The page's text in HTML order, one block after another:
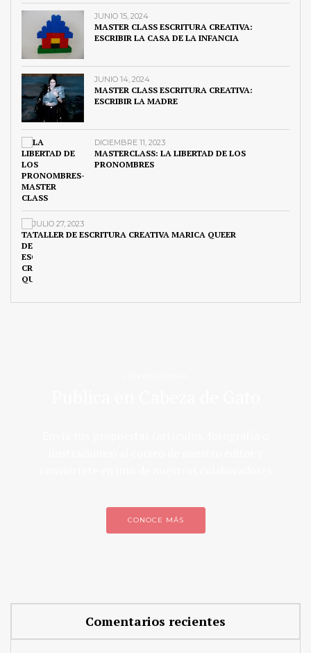
JUNIO 15, 2024
MASTER CLASS ESCRITURA CREATIVA:
ESCRIBIR LA CASA DE LA INFANCIA
JUNIO 14, 2024
MASTER CLASS ESCRITURA CREATIVA:
ESCRIBIR LA MADRE
DICIEMBRE 11, 2023
MASTERCLASS: LA LIBERTAD DE LOS
PRONOMBRES
JULIO 27, 2023
TALLER DE ESCRITURA CREATIVA MARICA QUEER
CONOCE MÁS
Comentarios recientes